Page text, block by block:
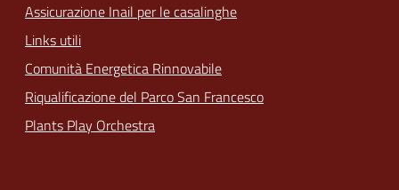
Assicurazione Inail per le casalinghe
Links utili
Comunità Energetica Rinnovabile
Riqualificazione del Parco San Francesco
Plants Play Orchestra